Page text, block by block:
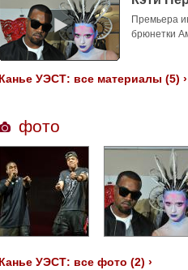
Премьера
брюнетки
Канье УЭСТ: все материалы (5) ›
фото
Канье УЭСТ: все фото (2) ›